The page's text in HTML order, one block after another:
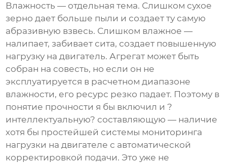
Влажность — отдельная тема. Слишком сухое
зерно дает больше пыли и создает ту самую
абразивную взвесь. Слишком влажное —
налипает, забивает сита, создает повышенную
нагрузку на двигатель. Агрегат может быть
собран на совесть, но если он не
эксплуатируется в расчетном диапазоне
влажности, его ресурс резко падает. Поэтому в
понятие прочности я бы включил и ?
интеллектуальную? составляющую — наличие
хотя бы простейшей системы мониторинга
нагрузки на двигателе с автоматической
корректировкой подачи. Это уже не